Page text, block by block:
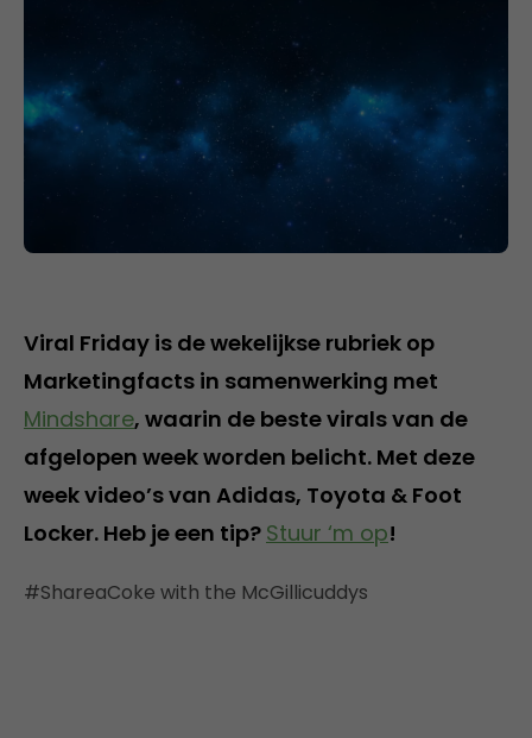
Viral Friday is de wekelijkse rubriek op
Marketingfacts in samenwerking met
Mindshare, waarin de beste virals van de
afgelopen week worden belicht. Met deze
week video’s van Adidas, Toyota & Foot
Locker. Heb je een tip? Stuur ‘m op!
#ShareaCoke with the McGillicuddys